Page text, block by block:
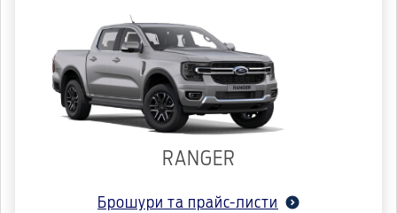
RANGER
Брошури та прайс-листи